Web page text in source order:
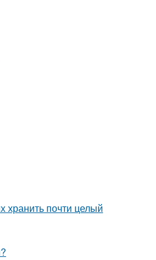
хранить почти целый